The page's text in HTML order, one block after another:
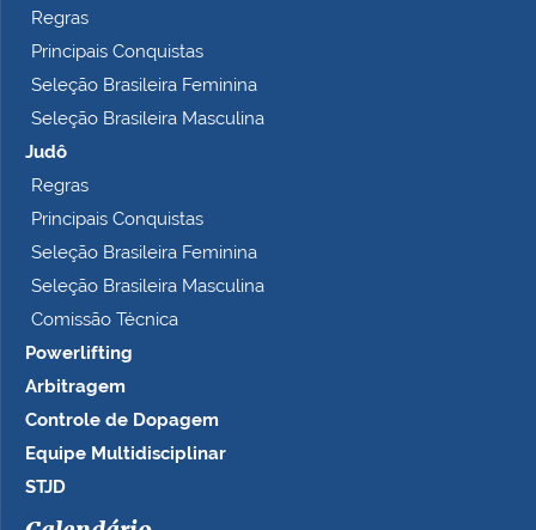
Regras
Principais Conquistas
Seleção Brasileira Feminina
Seleção Brasileira Masculina
Judô
Regras
Principais Conquistas
Seleção Brasileira Feminina
Seleção Brasileira Masculina
Comissão Técnica
Powerlifting
Arbitragem
Controle de Dopagem
Equipe Multidisciplinar
STJD